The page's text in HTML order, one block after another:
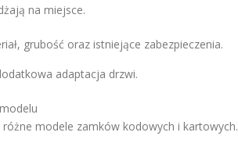
na miejsce.
grubość oraz istniejące zabezpieczenia.
adaptacja drzwi.
modele zamków kodowych i kartowych.